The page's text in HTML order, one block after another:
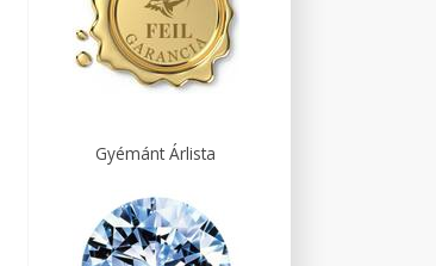
Gyémánt Árlista